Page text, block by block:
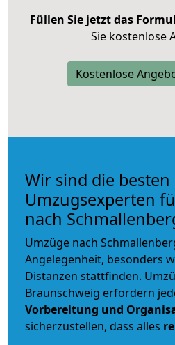
Füllen Sie jetzt das
Sie kostenlose
Kostenlose
Wir sind die besten
Umzugsexperten
nach
Umzüge nach
Angelegenheit, besonders
Distanzen stattfinden.
Braunschweig erfordern
Vorbereitung und
sicherzustellen, dass alles